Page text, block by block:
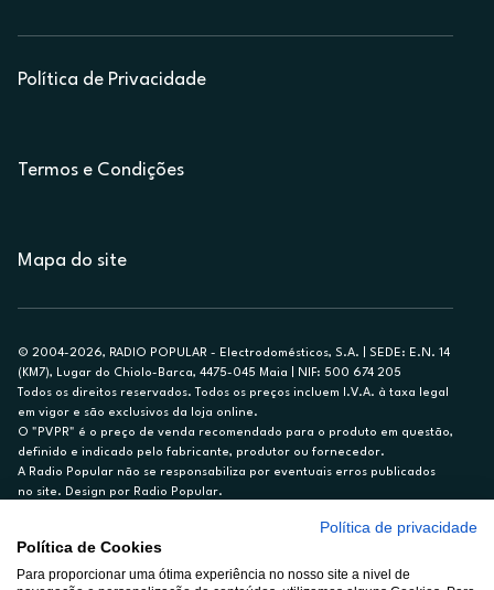
Política de Privacidade
Termos e Condições
Mapa do site
© 2004-2026, RADIO POPULAR - Electrodomésticos, S.A. | SEDE: E.N. 14
(KM7), Lugar do Chiolo-Barca, 4475-045 Maia | NIF: 500 674 205
Todos os direitos reservados. Todos os preços incluem I.V.A. à taxa legal
em vigor e são exclusivos da loja online.
O "PVPR" é o preço de venda recomendado para o produto em questão,
definido e indicado pelo fabricante, produtor ou fornecedor.
A Radio Popular não se responsabiliza por eventuais erros publicados
no site. Design por Radio Popular.
Ex. para limite de crédito de €1.500, reembolsado em 12 meses, TAN
14,79%.
Política de privacidade
Política de Cookies
Para proporcionar uma ótima experiência no nosso site a nivel de